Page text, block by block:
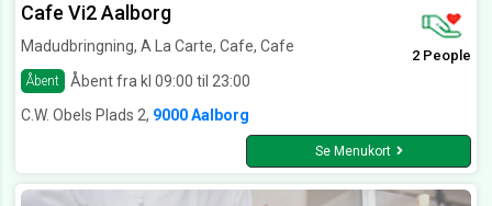
Cafe Vi2 Aalborg
Madudbringning, A La Carte, Cafe, Cafe
Åbent Åbent fra kl 09:00 til 23:00
2 People
C.W. Obels Plads 2, 9000 Aalborg
Se Menukort